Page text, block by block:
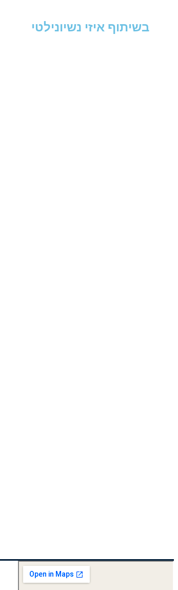
בשיתוף איזי נשיונילטי